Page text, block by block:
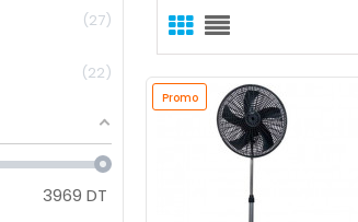
27
22
3969 DT
Promo